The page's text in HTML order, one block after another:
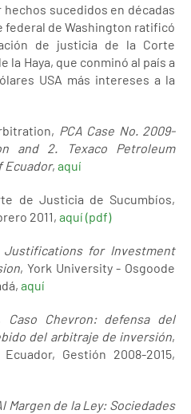
sucedidos en décadas
federal de Washington ratificó
de justicia de la Corte
la Haya, que conminó al país a
USA más intereses a la
PCA Case No. 2009-
and 2. Texaco Petroleum
Ecuador, aquí
de Justicia de Sucumbíos,
2011, aquí (pdf)
Justifications for Investment
, York University - Osgoode
aquí
Caso Chevron: defensa del
del arbitraje de inversión,
Gestión 2008-2015,
Margen de la Ley: Sociedades